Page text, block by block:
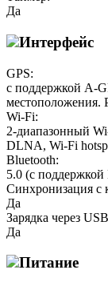
Да
Интерфейс
GPS:
с поддержкой A-
Wi-Fi:
2-диапазонный
DLNA, Wi-Fi
Bluetooth:
5.0 (с
Синхронизация с
Да
Зарядка через
Да
Питание